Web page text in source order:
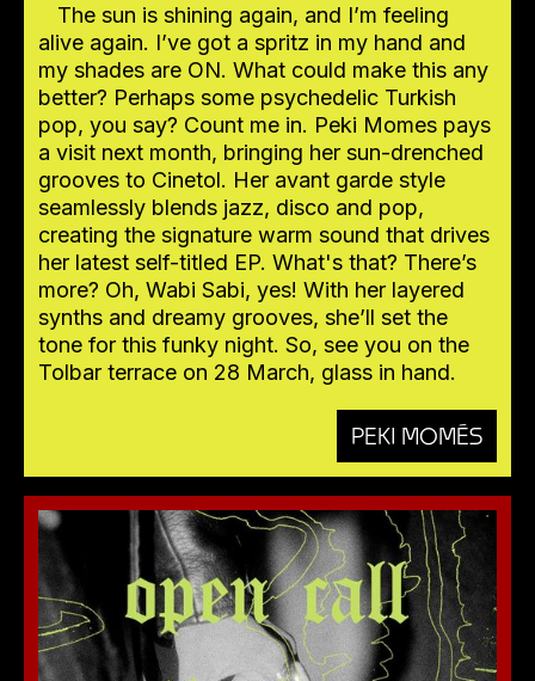
The sun is shining again, and I’m feeling
alive again. I’ve got a spritz in my hand and
my shades are ON. What could make this any
better? Perhaps some psychedelic Turkish
pop, you say? Count me in. Peki Momes pays
a visit next month, bringing her sun-drenched
grooves to Cinetol. Her avant garde style
seamlessly blends jazz, disco and pop,
creating the signature warm sound that drives
her latest self-titled EP. What's that? There’s
more? Oh, Wabi Sabi, yes! With her layered
synths and dreamy grooves, she’ll set the
tone for this funky night. So, see you on the
Tolbar terrace on 28 March, glass in hand.
PEKI MOMÉS